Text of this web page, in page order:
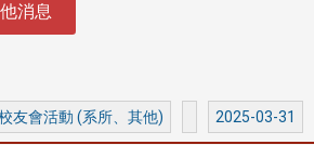
消息
友會活動 (系所、其他) 2025-03-31